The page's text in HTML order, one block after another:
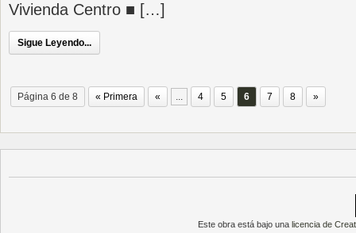
Vivienda Centro ■ […]
Sigue Leyendo...
Página 6 de 8 « Primera « ... 4 5 6 7 8 »
Este obra está bajo unalicencia de